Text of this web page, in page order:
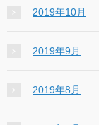
2019年10月
2019年9月
2019年8月